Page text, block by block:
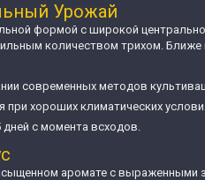
Урожай
формой с широкой
количеством трихом. Ближе
современных методов
при хороших климатических
с момента всходов.
аромате с